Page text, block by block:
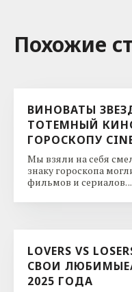
Похожие
ВИНОВАТЫ
ТОТЕМНЫЙ
ГОРОСКОПУ
Мы взяли на себя
знаку гороскопа
фильмов и сериалов.
LOVERS VS
СВОИ
2025 ГОДА